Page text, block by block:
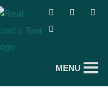
F
a
c
Y
o
I
n
r
a
T
r
i
o
MENU